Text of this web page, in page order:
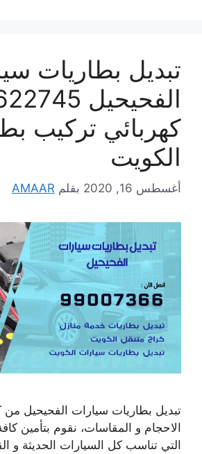
تبديل بطاريات
الفحيحيل
كهربائي تركيب
الكويت
أغسطس 16, 2020 بقلم AMAAR
تبديل بطاريات سيارات الفحيحيل من
الاحجام و المقاسات، نقوم بتأمين
التي تناسب كل السيارات الحديثة و